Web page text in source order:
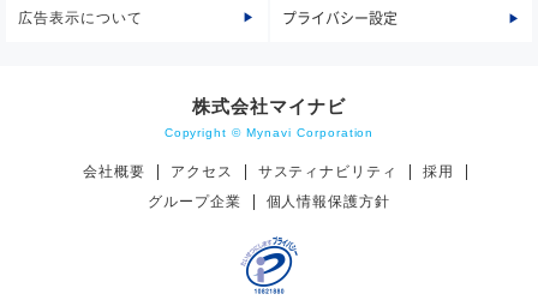
広告表示について プライバシー設定
株式会社マイナビ
Copyright © Mynavi Corporation
会社概要 アクセス サスティナビリティ
採用
グループ企業
個人情報保護方針